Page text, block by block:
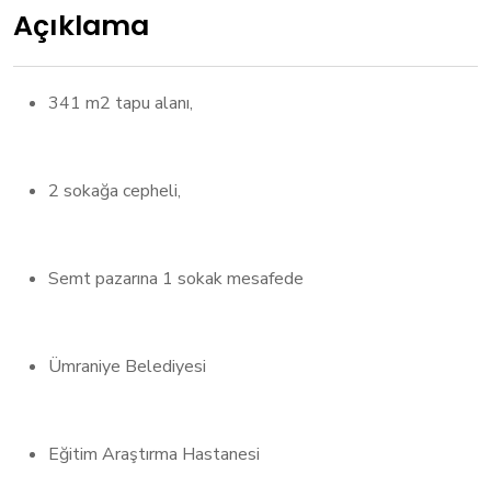
Açıklama
341 m2 tapu alanı,
2 sokağa cepheli,
Semt pazarına 1 sokak mesafede
Ümraniye Belediyesi
Eğitim Araştırma Hastanesi